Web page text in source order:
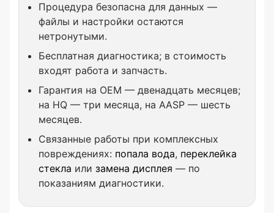
Процедура безопасна для данных —
файлы и настройки остаются
нетронутыми.
Бесплатная диагностика; в стоимость
входят работа и запчасть.
Гарантия на OEM — двенадцать месяцев;
на HQ — три месяца, на AASP — шесть
месяцев.
Связанные работы при комплексных
повреждениях: попала вода, переклейка
стекла или замена дисплея — по
показаниям диагностики.